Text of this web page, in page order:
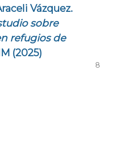
, Universidad Católica
Washington
Vázquez.
sobre
refugios de
(2025)
8